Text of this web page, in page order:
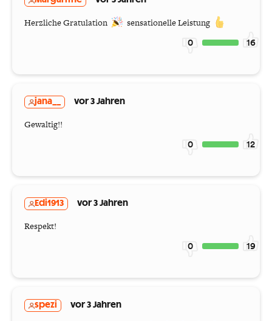
Herzliche Gratulation sensationelle Leistung
0 16
jana__ vor 3 Jahren
Gewaltig!!
0 12
Edi1913 vor 3 Jahren
Respekt!
0 19
spezi vor 3 Jahren